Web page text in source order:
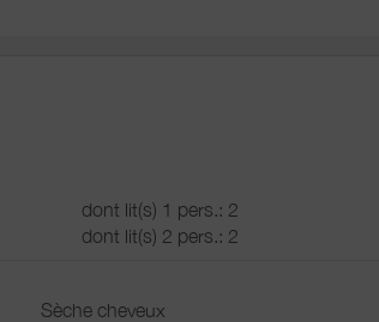
dont lit(s) 1 pers.: 2
dont lit(s) 2 pers.: 2
Sèche cheveux